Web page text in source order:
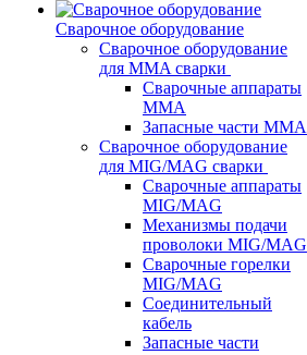
Сварочное оборудование
Сварочное оборудование
для MMA сварки
Сварочные аппараты
MMA
Запасные части MMA
Сварочное оборудование
для MIG/MAG сварки
Сварочные аппараты
MIG/MAG
Механизмы подачи
проволоки MIG/MAG
Сварочные горелки
MIG/MAG
Соединительный
кабель
Запасные части